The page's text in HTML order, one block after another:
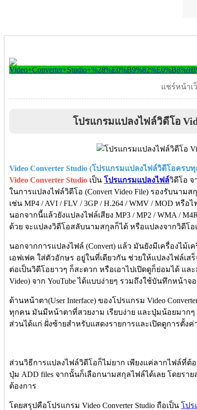
แชร์หน้าเ
โปรแกรมแปลงไฟล์วิดีโอ
Video Converter Studio (โปรแกรมแปลงไฟล์วิดีโอครบ
Video Converter Studio เป็น โปรแกรมแปลงไฟล์วิดีโอ จ
ในการแปลงไฟล์วิดีโอ (Convert Video File) รองรับนา
เช่น MP4 / AVI / FLV / 3GP / H.264 / WMV / MOD หรื
นอกจากนี้แล้วยังแปลงไฟล์เสียง MP3 / MP2 / WMA /
ด้วย จะแปลงวิดีโอสลับนามสกุลก็ได้ หรือแปลงจากวิดีโอ
นอกจากการแปลงไฟล์ (Convert) แล้ว มันยังมีเครื่องไม้
เอฟเฟค ใส่ตัวอักษร อยู่ในที่เดียวกัน ช่วยให้แปลงไฟล์เส
ต่อเป็นวิดีโอยาวๆ ก็สะดวก หรือเอาไปเปิดดูก็ย่อมได้ แล
Video) จาก YouTube ได้แบบง่ายๆ รวมถึงใช้บันทึกหน้าจอ
ด้านหน้าตา(User Interface) ของโปรแกรม Video
ทุกคน มันมีหน้าตาที่สวยงาม เรียบง่าย และปุ่มน้อยมาก
ส่วนได้แก่ ฝั่งซ้ายสำหรับแสดงรายการและเปิดดูการตั้ง
ส่วนวิธีการแปลงไฟล์วิดีโอก็ไม่ยาก เพียงแค่ลากไฟล์ที่
ปุ่ม ADD files จากนั้นก็เลือกนามสกุลไฟล์ได้เลย โดยรา
ต้องการ
โดยสรุปคือโปรแกรม Video Converter Studio ถือเป็น โปร